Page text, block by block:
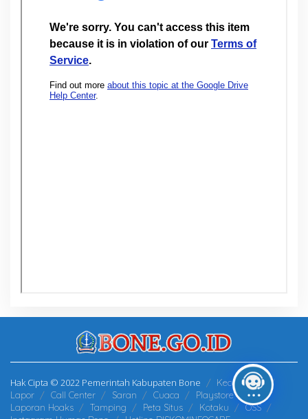
Hak Cipta © 2022 Pemerintah Kabupaten Bone
Kecamatan
Lapor
Call Center Saran Cuaca
Playstore
Laporan Hoaks
Tamping Peta Situs Kotaku
OSS